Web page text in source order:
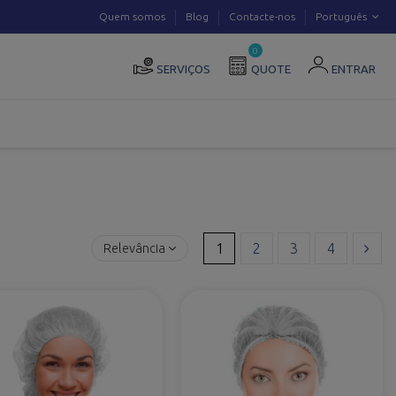
Quem somos Blog Contacte-nos Português
SERVIÇOS QUOTE
0
ENTRAR
Relevância 1 2 3 4